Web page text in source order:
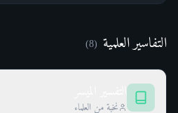
التفاسير العلمية (
8
)
نخبة من العلماء